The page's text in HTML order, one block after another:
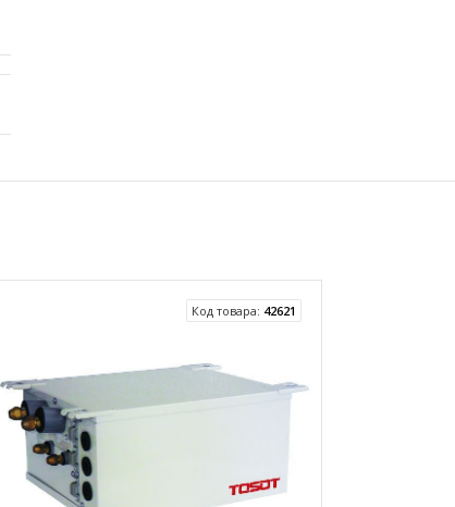
Код товара: 42621